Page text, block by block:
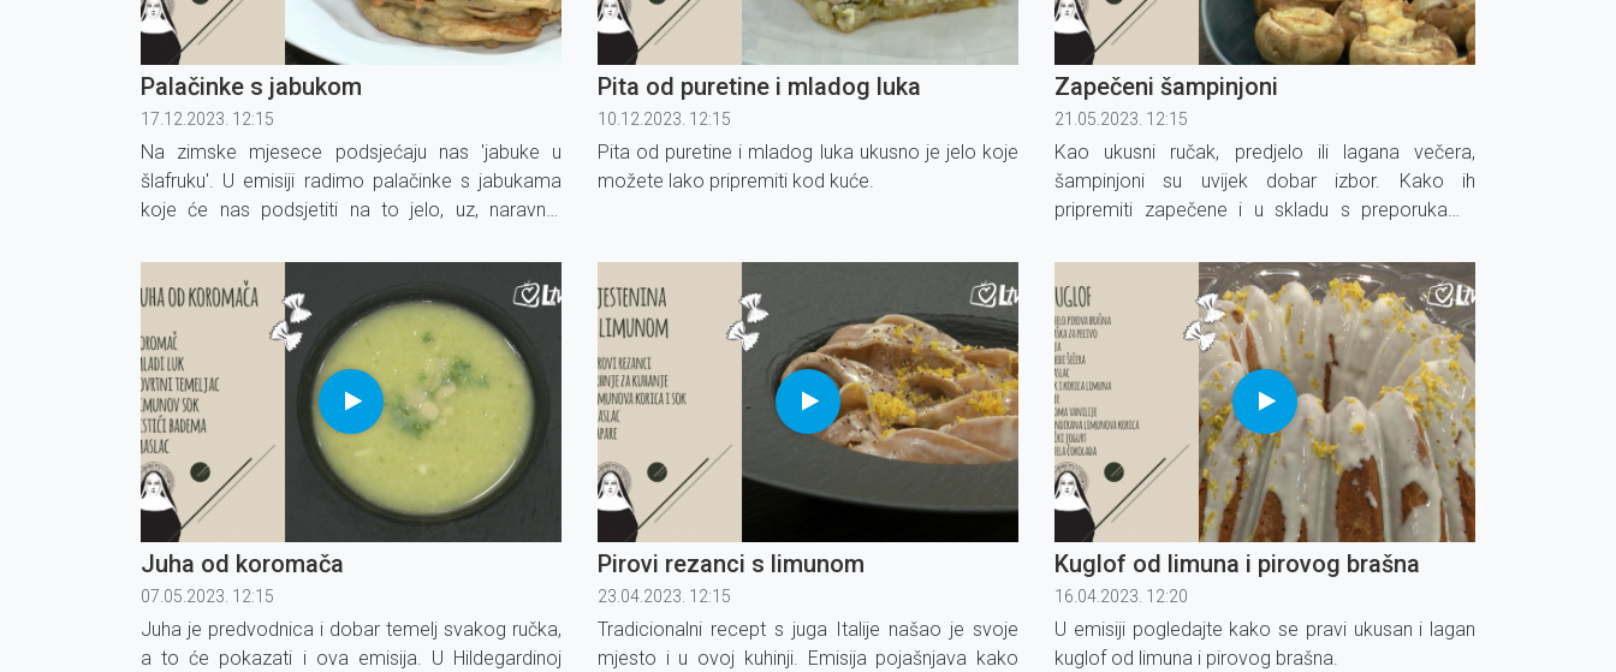
Palačinke s jabukom
17.12.2023. 12:15
Na zimske mjesece podsjećaju nas 'jabuke u
šlafruku'. U emisiji radimo palačinke s jabukama
koje će nas podsjetiti na to jelo, uz, naravno,
večeru ili kao desert.
Pita od puretine i mladog luka
10.12.2023. 12:15
Pita od puretine i mladog luka ukusno je jelo koje
možete lako pripremiti kod kuće.
Zapečeni šampinjoni
21.05.2023. 12:15
Kao ukusni ručak, predjelo ili lagana večera,
šampinjoni su uvijek dobar izbor. Kako ih
pripremiti zapečene i u skladu s preporukama
Colić.
Juha od koromača
07.05.2023. 12:15
Juha je predvodnica i dobar temelj svakog ručka,
a to će pokazati i ova emisija. U Hildegardinoj
Pirovi rezanci s limunom
23.04.2023. 12:15
Tradicionalni recept s juga Italije našao je svoje
mjesto i u ovoj kuhinji. Emisija pojašnjava kako
Kuglof od limuna i pirovog brašna
16.04.2023. 12:20
U emisiji pogledajte kako se pravi ukusan i lagan
kuglof od limuna i pirovog brašna.